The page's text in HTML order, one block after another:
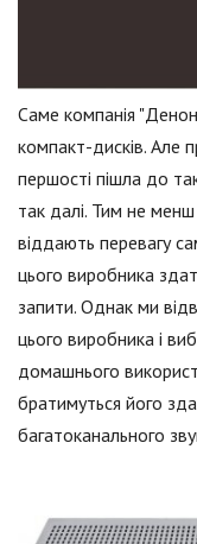
Саме компанія
компакт-дисків. Але
першості пішла до
так далі. Тим не менш
віддають перевагу
цього виробника
запити. Однак ми
цього виробника і
домашнього
братимуться його
багатоканального